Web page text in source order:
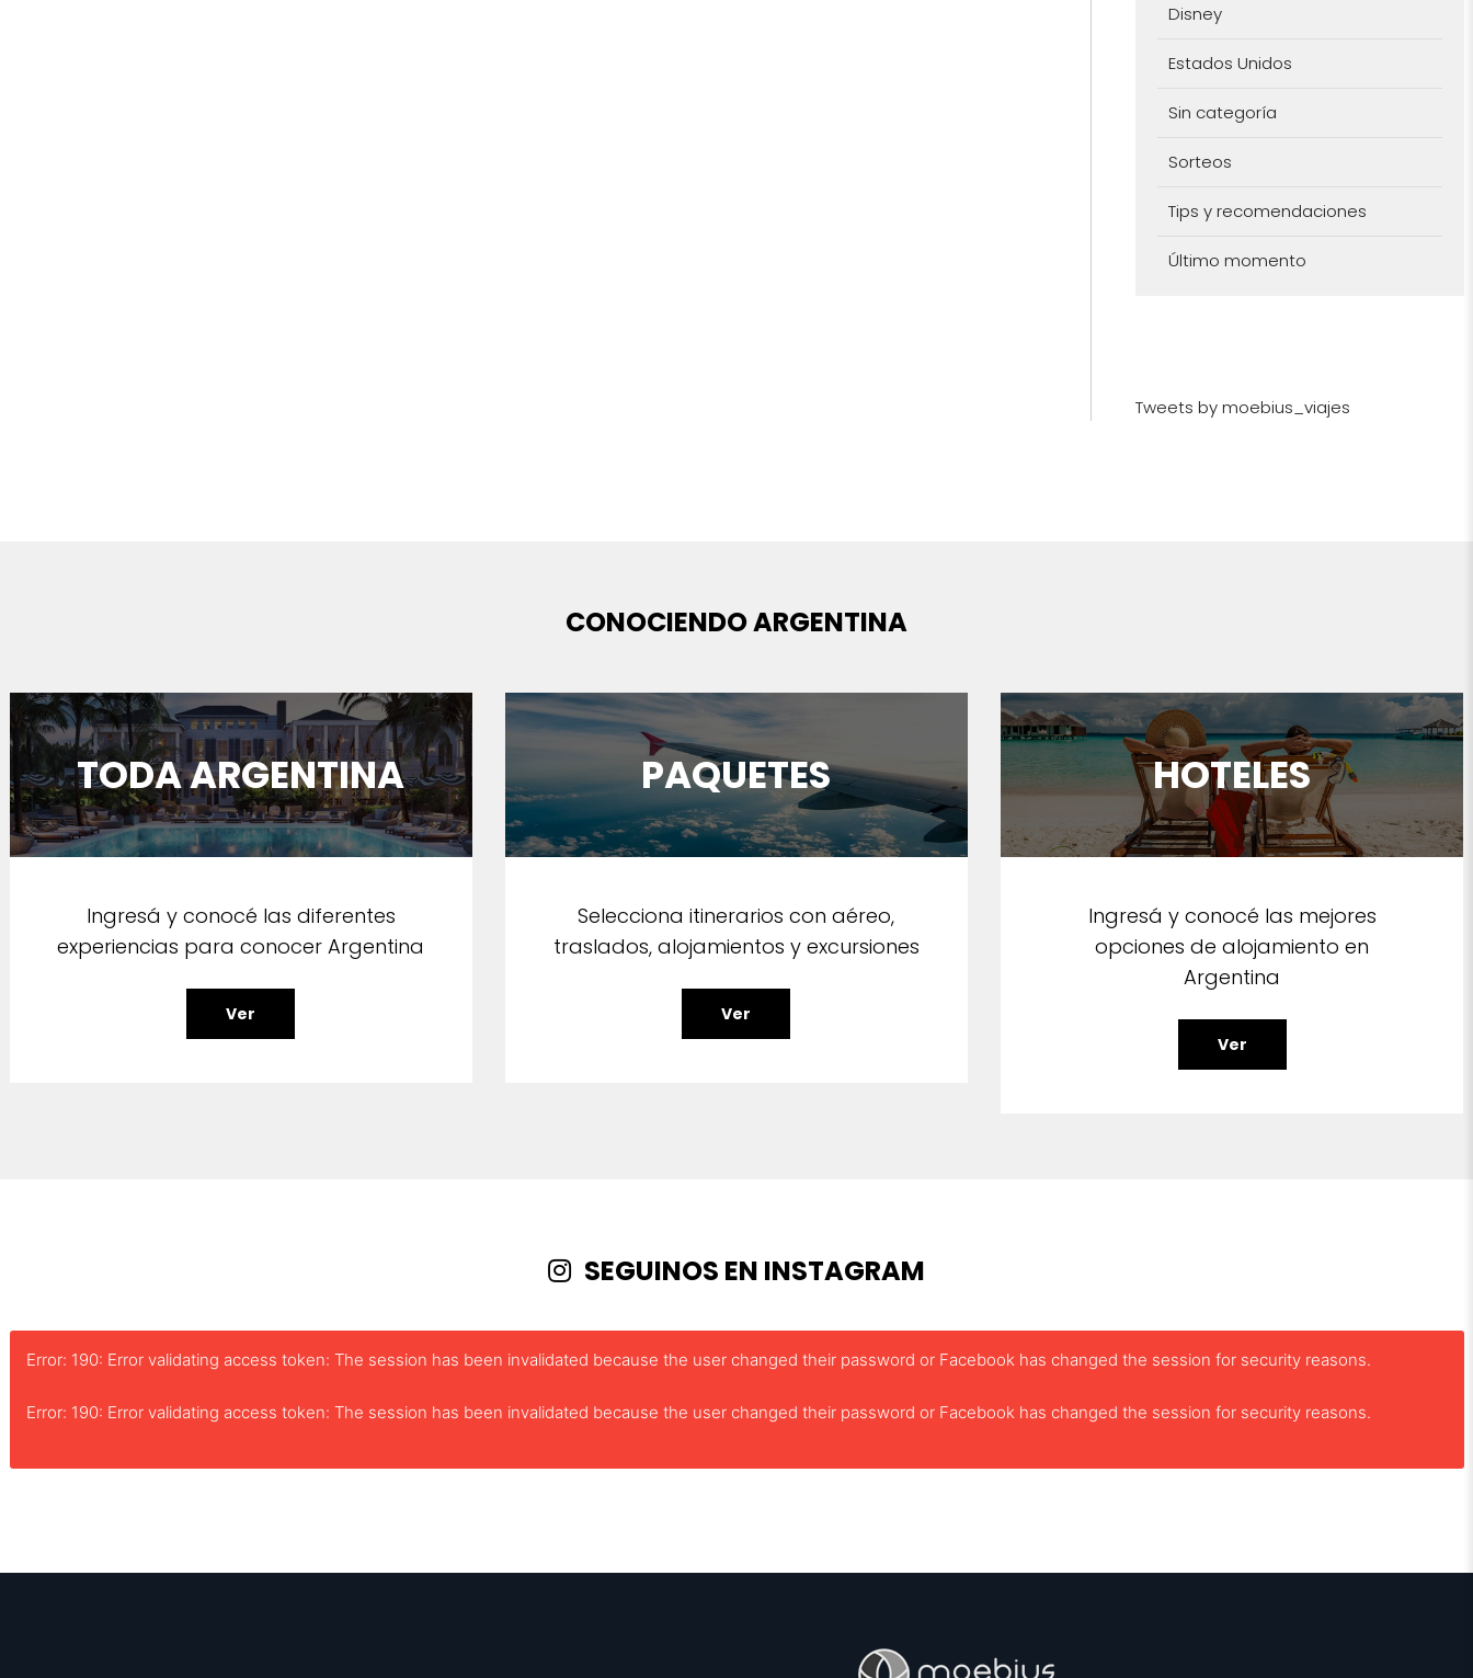
Disney
Estados Unidos
Sin categoría
Sorteos
Tips y recomendaciones
Último momento
Tweets by moebius_viajes
CONOCIENDO ARGENTINA
TODA ARGENTINA
Ingresá y conocé las diferentes
experiencias para conocer Argentina
Ver
PAQUETES
Selecciona itinerarios con aéreo,
traslados, alojamientos y excursiones
Ver
HOTELES
Ingresá y conocé las mejores
opciones de alojamiento en
Argentina
Ver
SEGUINOS EN INSTAGRAM
Error: 190: Error validating access token: The session has been invalidated because the user changed their password or Facebook has changed the session for security reasons.
Error: 190: Error validating access token: The session has been invalidated because the user changed their password or Facebook has changed the session for security reasons.